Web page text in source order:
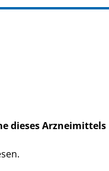
dieses Arzneimittels